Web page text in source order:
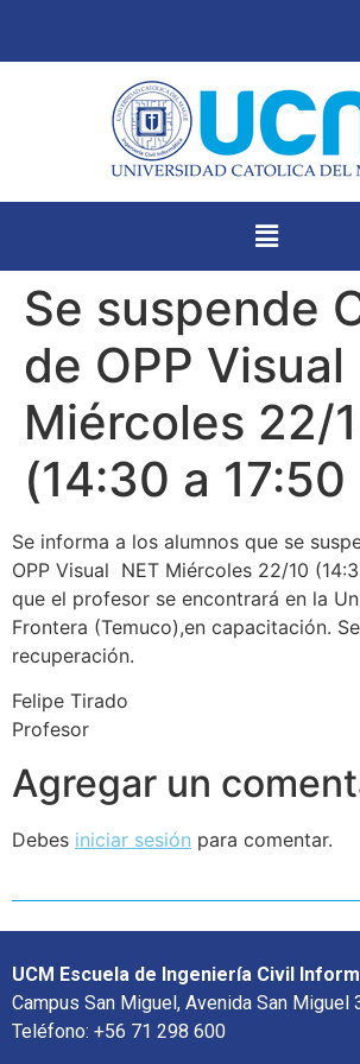
Se suspende
de OPP Visual
Miércoles 22/
(14:30 a 17:50
Se informa a los alumnos que se
OPP Visual NET Miércoles 22/10
que el profesor se encontrará en la
Frontera (Temuco),en capacitación.
recuperación.
Felipe Tirado
Profesor
Agregar un
Debes iniciar sesión para comentar.
UCM Escuela de Ingeniería Civil
Campus San Miguel, Avenida San Miguel
Teléfono: +56 71 298 600